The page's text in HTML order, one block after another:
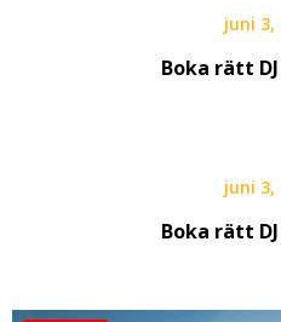
juni 3,
Boka rätt
juni 3,
Boka rätt